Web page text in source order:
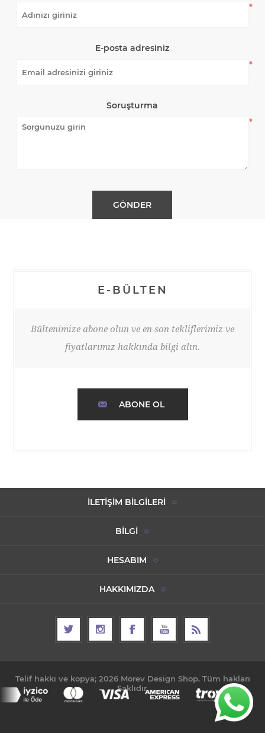
*
E-posta adresiniz
*
Soruşturma
*
E-BÜLTEN
Bültenimize abone olun ve en son tekliflerimiz ve
fiyatlarımız hakkında bilgi alın.
ABONE OL
İLETIŞIM BILGILERI
BILGI
HESABIM
HAKKIMIZDA
Telif hakkı ve kopya; 2026 Morev Design Shop. Tüm hakları
Saklıdır.